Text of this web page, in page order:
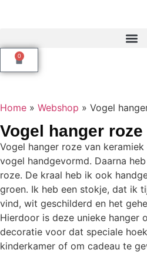
0
Home » Webshop » Vogel
Vogel hanger roze
Vogel hanger roze van
vogel handgevormd. Daarna
roze. De kraal heb ik ook
groen. Ik heb een stokje, dat ik
vind, wit geschilderd en het
Hierdoor is deze unieke hanger
decoratie voor dat speciale
kinderkamer of om cadeau te